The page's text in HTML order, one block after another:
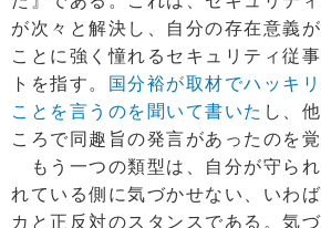
が次々と解決し、自分の存在意義
ことに強く憧れるセキュリティ従
トを指す。 国分裕が取材でハッキ
ことを言うのを聞いて書いた し、
ころで同趣旨の発言があったのを覚
もう一つの類型は、自分が守ら
れている側に気づかせない、いわ
カと正反対のスタンスである。気